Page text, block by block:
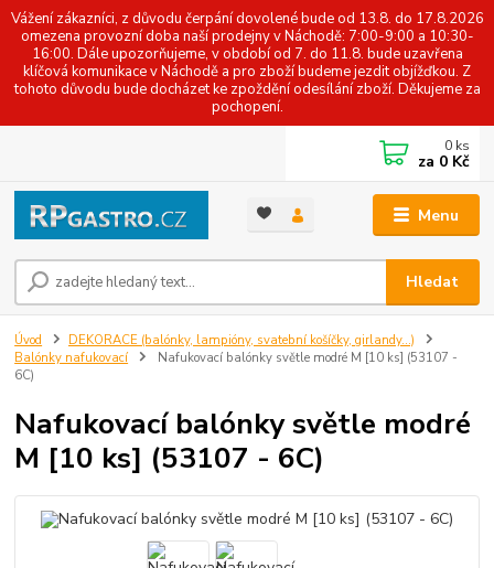
Vážení zákazníci, z důvodu čerpání dovolené bude od 13.8. do 17.8.2026
omezena provozní doba naší prodejny v Náchodě: 7:00-9:00 a 10:30-
16:00. Dále upozorňujeme, v období od 7. do 11.8. bude uzavřena
klíčová komunikace v Náchodě a pro zboží budeme jezdit objížďkou. Z
tohoto důvodu bude docházet ke zpoždění odesílání zboží. Děkujeme za
pochopení.
Menu
Hledat
0 ks
za 0 Kč
Úvod
DEKORACE (balónky, lampióny, svatební košíčky, girlandy...)
Balónky nafukovací
Nafukovací balónky světle modré M [10 ks] (53107 -
6C)
Nafukovací balónky světle modré
M [10 ks] (53107 - 6C)